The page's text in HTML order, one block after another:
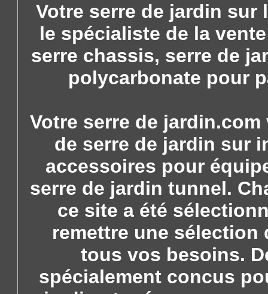
Votre serre de jardin sur
le spécialiste de la
serre chassis, serre de
polycarbonate pour
Votre serre de
de serre de jardin sur
accessoires pour
serre de jardin tunnel.
ce site a été
remettre une sélection
tous vos besoins.
spécialement concus